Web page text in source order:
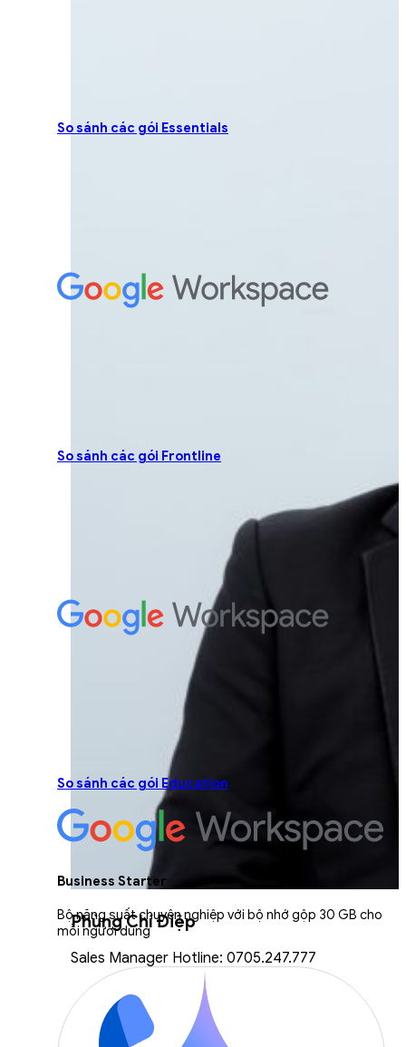
Phùng Chí Điệp
Sales Manager Hotline: 0705.247.777
So sánh các gói Essentials
So sánh các gói Frontline
So sánh các gói Education
Business Starter
Bộ năng suất chuyên nghiệp với bộ nhớ gộp 30 GB cho
mỗi người dùng